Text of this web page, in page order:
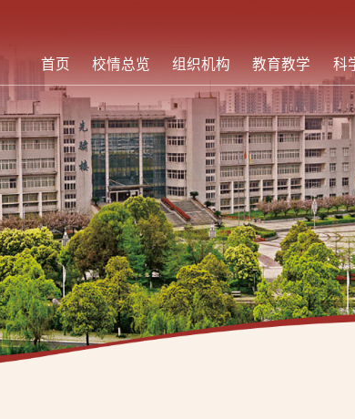
首页 校情总览 组织机构 教育教学 科